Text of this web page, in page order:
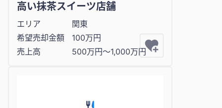
高い抹茶スイーツ店舗
エリア
関東
希望売却金額
100万円
売上高
500万円〜1,000万円